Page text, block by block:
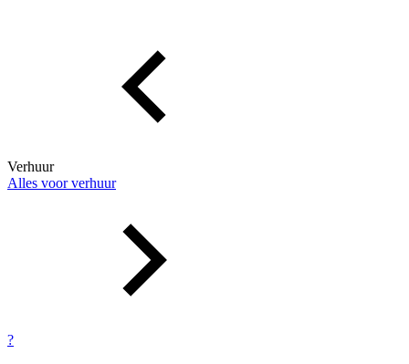
Verhuur
Alles voor verhuur
?